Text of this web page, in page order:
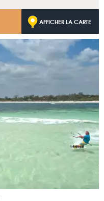
AFFICHER LA CARTE